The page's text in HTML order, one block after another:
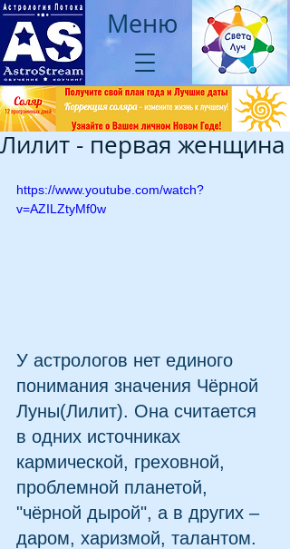
Меню
Лилит - первая женщина
https://www.youtube.com/watch?
v=AZILZtyMf0w
У астрологов нет единого
понимания значения Чёрной
Луны(Лилит). Она считается
в одних источниках
кармической, греховной,
проблемной планетой,
"чёрной дырой", а в других –
даром, харизмой, талантом.